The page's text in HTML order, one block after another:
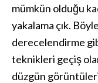
mümkün olduğu
yakalama çık.
derecelendirme
teknikleri geçiş
düzgün